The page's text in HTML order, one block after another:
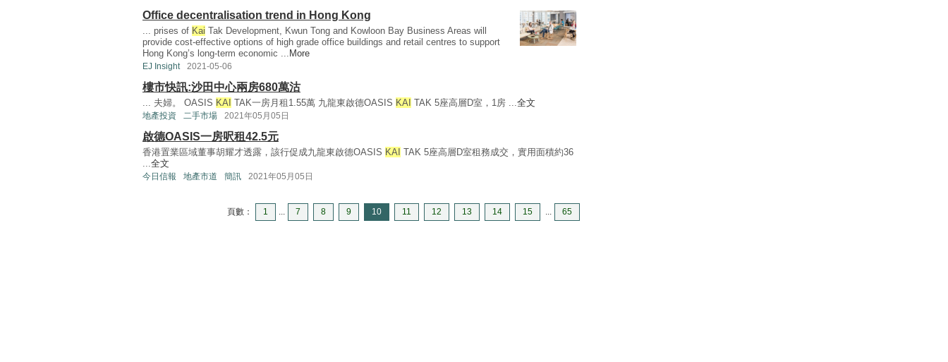
Office decentralisation trend in Hong Kong
... prises of Kai Tak Development, Kwun Tong and Kowloon Bay Business Areas will
provide cost-effective options of high grade office buildings and retail centres to support
Hong Kong’s long-term economic ... More
EJ Insight 2021-05-06
樓市快訊:沙田中心兩房680萬沽
... 夫婦。 OASIS KAI TAK一房月租1.55萬 九龍東啟德OASIS KAI TAK 5座高層D室，1房 ...全文
地產投資 二手市場 2021年05月05日
啟德OASIS一房呎租42.5元
香港置業區域董事胡耀才透露，該行促成九龍東啟德OASIS KAI TAK 5座高層D室租務成交，實用面積約36
...全文
今日信報 地產市道 簡訊 2021年05月05日
頁數： 1 ... 7 8 9 10 11 12 13 14 15 ... 65